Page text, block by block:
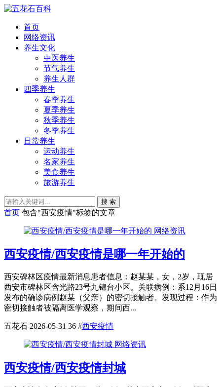
首页
网络资讯
养生文化
中医养生
节气养生
养生人群
四季养生
春季养生
夏季养生
秋季养生
冬季养生
日常养生
运动养生
名家养生
美食养生
旅游养生
搜 索
首页 包含"西安疫情"标签的文章
网络资讯
西安疫情/西安疫情是哪一年开始的
西安碑林区疫情最新消息患者信息：赵某某，女，2岁，现居
西安市碑林区含光路23号九锦台小区。关联病例：系12月16日
发布的确诊病例赵某（父亲）的密切接触者。发现过程：作为
密切接触者被隔离医学观察，期间西...
五花石 2026-05-31 36 #西安疫情
网络资讯
西安疫情/西安疫情封城